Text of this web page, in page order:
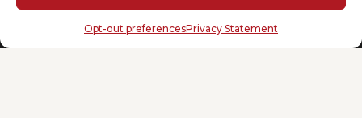
Opt-out preferencesPrivacy Statement
La tua email(Obbligatorio)